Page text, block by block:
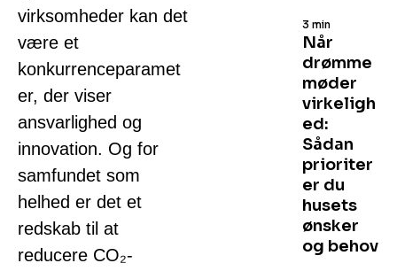
virksomheder kan det
være et
konkurrenceparamet
er, der viser
ansvarlighed og
innovation. Og for
samfundet som
helhed er det et
redskab til at
reducere CO₂-
Når
drømme
møder
virkeligh
ed:
Sådan
prioriter
er du
husets
ønsker
og behov
3 min